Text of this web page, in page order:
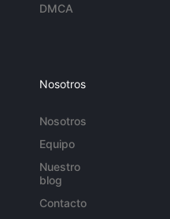
DMCA
Nosotros
Nosotros
Equipo
Nuestro
blog
Contacto